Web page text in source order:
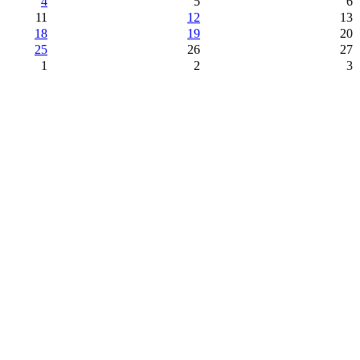
11 12
13
18 19
20
25 26
27
1 2 3